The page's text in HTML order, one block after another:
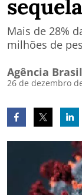
Mais de 28%
milhões de
Agência Brasil
26 de dezembro